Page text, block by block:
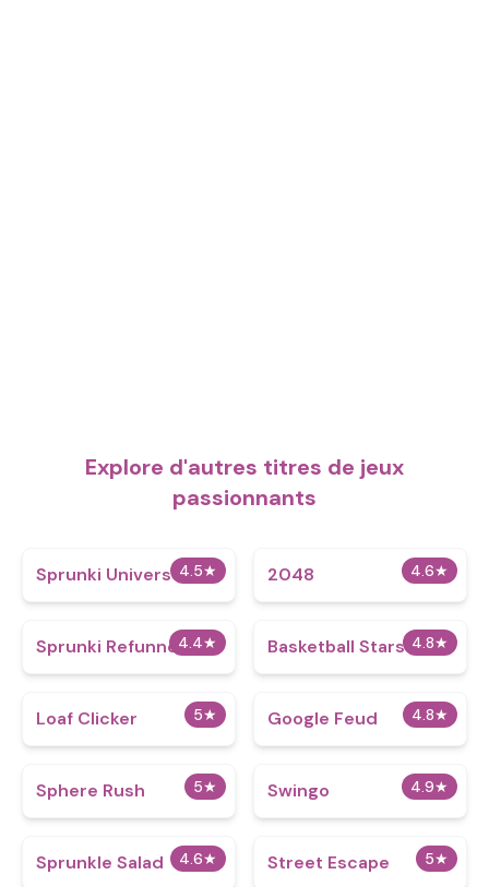
Explore d'autres titres de jeux
passionnants
4.5★
Sprunki Universe 1 4.6★
2048
4.4★
Sprunki Refunned 4.8★
Basketball Stars
5★
Loaf Clicker 4.8★
Google Feud
5★
Sphere Rush 4.9★
Swingo
4.6★
Sprunkle Salad 5★
Street Escape